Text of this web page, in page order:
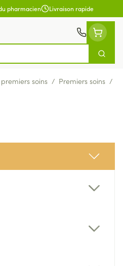
pharmacien Livraison rapide
soins / Premiers soins /